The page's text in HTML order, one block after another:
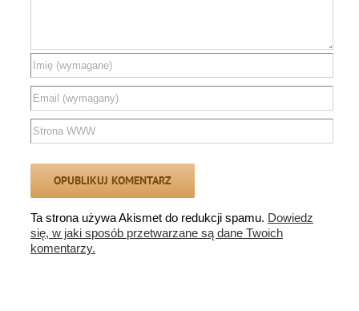
Ta strona używa Akismet do redukcji spamu. Dowiedz
się, w jaki sposób przetwarzane są dane Twoich
komentarzy.